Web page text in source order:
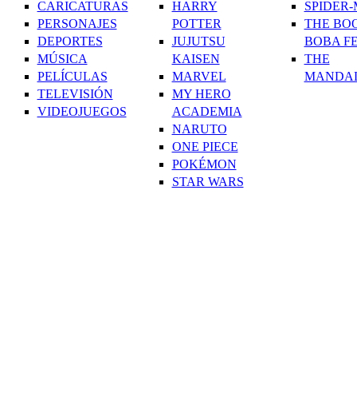
CARICATURAS
PERSONAJES
DEPORTES
MÚSICA
PELÍCULAS
TELEVISIÓN
VIDEOJUEGOS
HARRY
POTTER
JUJUTSU
KAISEN
MARVEL
MY HERO
ACADEMIA
NARUTO
ONE PIECE
POKÉMON
STAR WARS
THE
BOBA
THE